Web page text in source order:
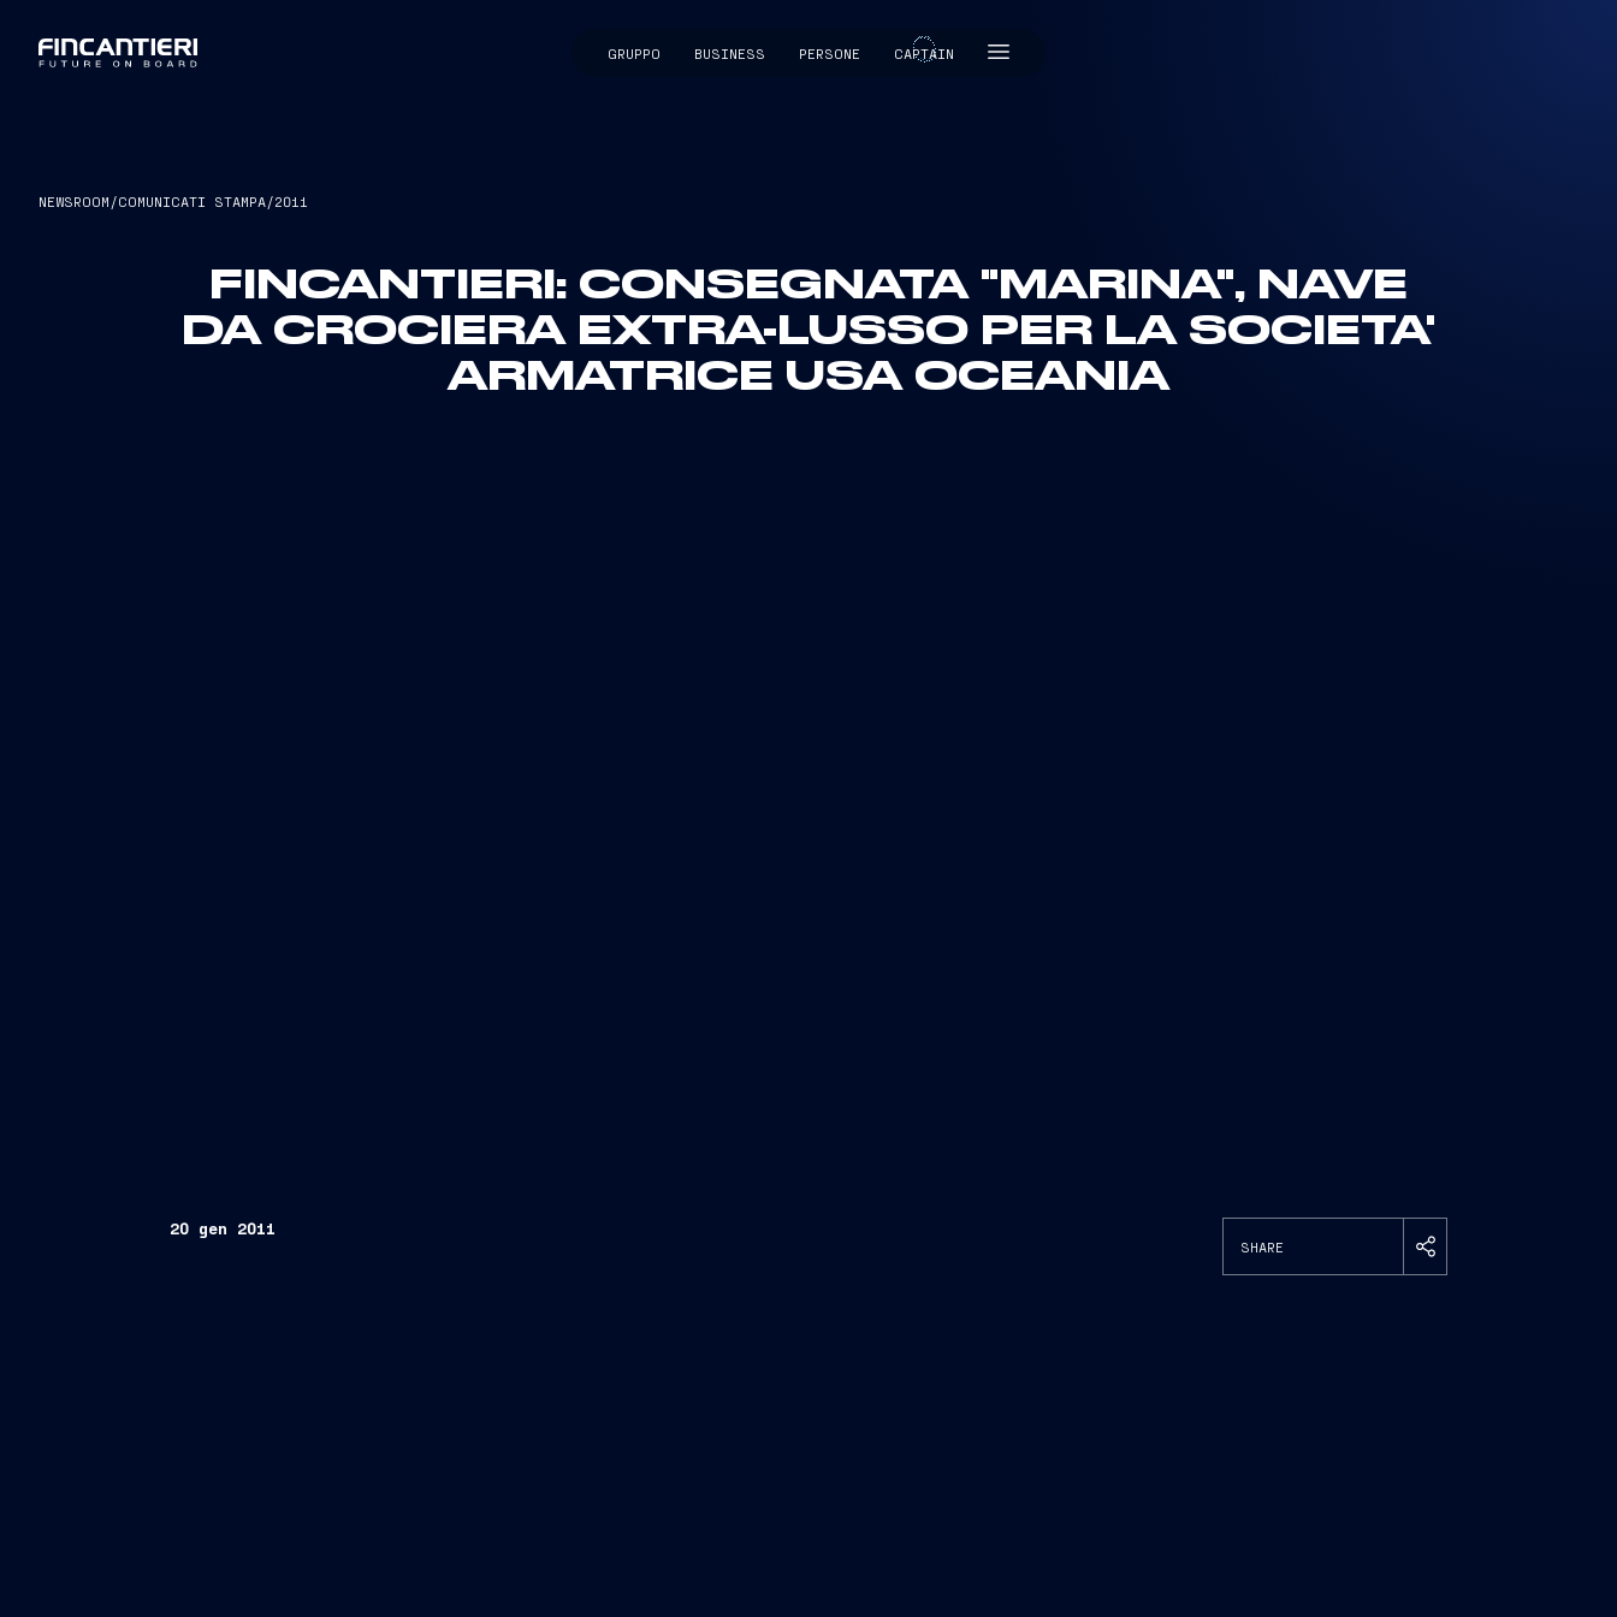
GRUPPO BUSINESS PERSONE CAPTAIN
CAPTAIN
NEWSROOM /COMUNICATI STAMPA/2011
FINCANTIERI: CONSEGNATA "MARINA", NAVE
DA CROCIERA EXTRA-LUSSO PER LA SOCIETA'
ARMATRICE USA OCEANIA
20 gen 2011
SHARE